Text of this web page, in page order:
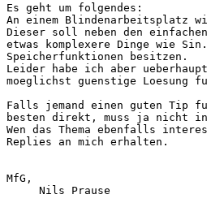
Es geht um folgendes:
An einem Blindenarbeitsplatz
Dieser soll neben den
etwas komplexere Dinge wie
Speicherfunktionen besitzen.
Leider habe ich aber
moeglichst guenstige Loesung
Falls jemand einen guten Tip
besten direkt, muss ja nicht
Wen das Thema ebenfalls
Replies an mich erhalten.
MfG,
     Nils Prause